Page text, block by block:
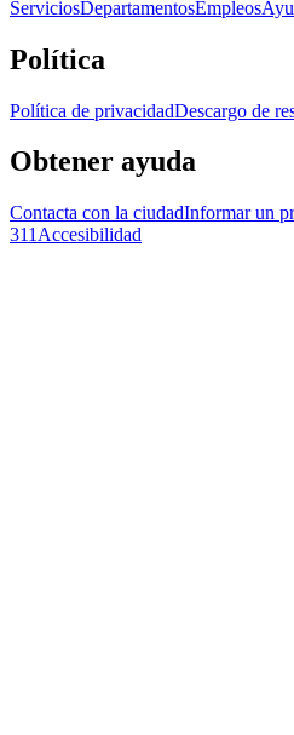
ServiciosDepartamentosEmpleos
Política
Política de privacidadDescargo de
Obtener ayuda
Contacta con la ciudadInformar un
311 Accesibilidad